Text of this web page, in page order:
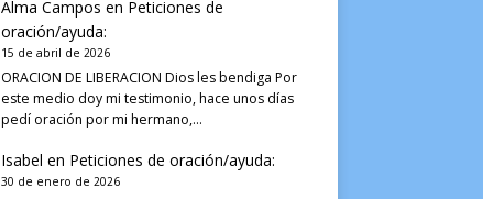
Alma Campos en Peticiones de
oración/ayuda:
15 de abril de 2026
ORACION DE LIBERACION Dios les bendiga Por
este medio doy mi testimonio, hace unos días
pedí oración por mi hermano,…
Isabel en Peticiones de oración/ayuda:
30 de enero de 2026